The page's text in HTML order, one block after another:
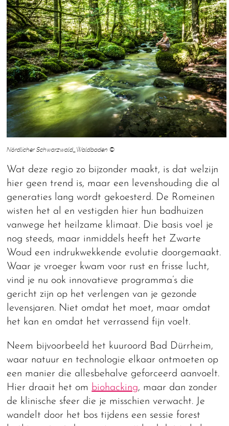
Nördlicher Schwarzwald_Waldbaden ©
Wat deze regio zo bijzonder maakt, is dat welzijn
hier geen trend is, maar een levenshouding die al
generaties lang wordt gekoesterd. De Romeinen
wisten het al en vestigden hier hun badhuizen
vanwege het heilzame klimaat. Die basis voel je
nog steeds, maar inmiddels heeft het Zwarte
Woud een indrukwekkende evolutie doorgemaakt.
Waar je vroeger kwam voor rust en frisse lucht,
vind je nu ook innovatieve programma’s die
gericht zijn op het verlengen van je gezonde
levensjaren. Niet omdat het moet, maar omdat
het kan en omdat het verrassend fijn voelt.
Neem bijvoorbeeld het kuuroord Bad Dürrheim,
waar natuur en technologie elkaar ontmoeten op
een manier die allesbehalve geforceerd aanvoelt.
Hier draait het om biohacking, maar dan zonder
de klinische sfeer die je misschien verwacht. Je
wandelt door het bos tijdens een sessie forest